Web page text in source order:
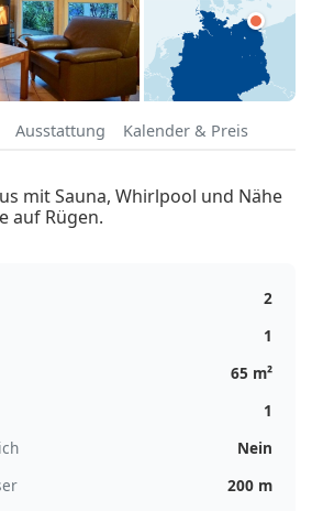
Ausstattung Kalender & Preis
mit Sauna, Whirlpool und Nähe
auf Rügen.
2
1
65 m²
1
Nein
200 m